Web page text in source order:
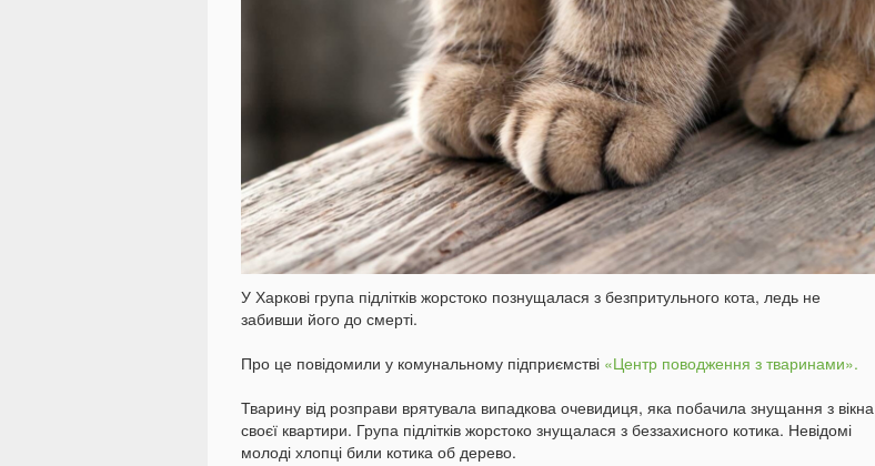
У Харкові група підлітків жорстоко познущалася з безпритульного кота, ледь не
забивши його до смерті.
Про це повідомили у комунальному підприємстві «Центр поводження з тваринами».
Тварину від розправи врятувала випадкова очевидиця, яка побачила знущання з вікна
своєї квартири. Група підлітків жорстоко знущалася з беззахисного котика. Невідомі
молоді хлопці били котика об дерево.